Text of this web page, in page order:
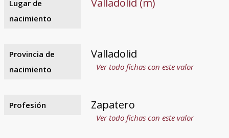
Lugar de
nacimiento
Provincia de
nacimiento
Valladolid
Ver todo fichas con este valor
Profesión Zapatero
Ver todo fichas con este valor